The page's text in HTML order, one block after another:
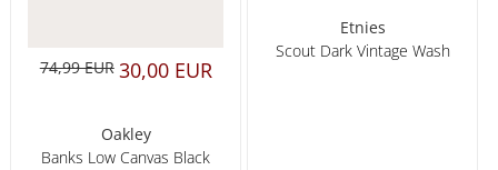
74,99 EUR 30,00 EUR
Oakley
Banks Low Canvas Black
Etnies
Scout Dark Vintage Wash